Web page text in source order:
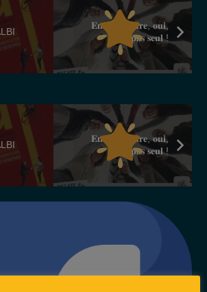
𝐄𝐧𝐭𝐫𝐞𝐩𝐫𝐞𝐧𝐝𝐫𝐞, 𝐨𝐮𝐢,
𝐦𝐚𝐢𝐬 𝐩𝐚𝐬 𝐬𝐞𝐮𝐥 !
𝐄𝐧𝐭𝐫𝐞𝐩𝐫𝐞𝐧𝐝𝐫𝐞, 𝐨𝐮𝐢,
𝐦𝐚𝐢𝐬 𝐩𝐚𝐬 𝐬𝐞𝐮𝐥 !